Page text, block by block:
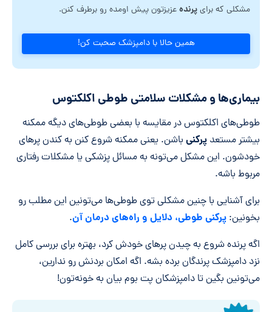
مشکلی که برایپرندهعزیزتون پیش اومده رو برطرف کنن.
همین حالا با دامپزشک صحبت کن!
بیماری‌ها و مشکلات سلامتی طوطی اکلکتوس
طوطی‌های اکلکتوس در مقایسه با بعضی طوطی‌های دیگه ممکنه
بیشتر مستعد پرکنی باشن. یعنی ممکنه شروع کنن به کندن پرهای
خودشون. این مشکل می‌تونه به مسائل پزشکی یا مشکلات رفتاری
مربوط باشه.
برای آشنایی با چنین مشکلی توی طوطی‌ها می‌تونین این مطلب رو
بخونین: پر‌کنی طوطی، دلایل و راه‌های درمان آن.
اگه پرنده شروع به چیدن پرهای خودش کرد، بهتره برای بررسی کامل
نزد دامپزشک پرندگان برده بشه. اگه امکان بردنش رو ندارین،
می‌تونین بگین تا دامپزشکان پت بوم بیان به خونه‌تون!